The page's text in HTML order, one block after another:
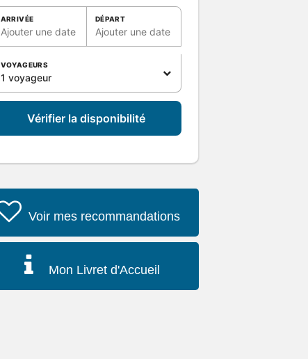
ARRIVÉE
Ajouter une date
DÉPART
Ajouter une date
VOYAGEURS
1 voyageur
Vérifier la disponibilité
Voir mes recommandations
Mon Livret d'Accueil